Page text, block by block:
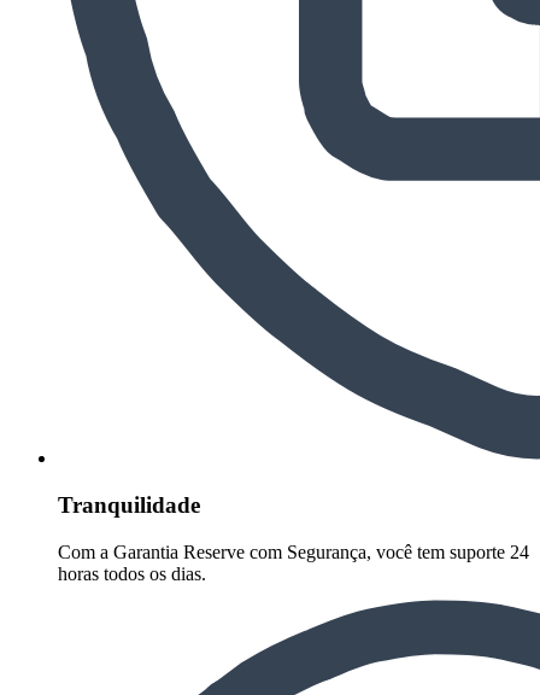
Tranquilidade
Com a Garantia Reserve com Segurança, você tem suporte 24
horas todos os dias.